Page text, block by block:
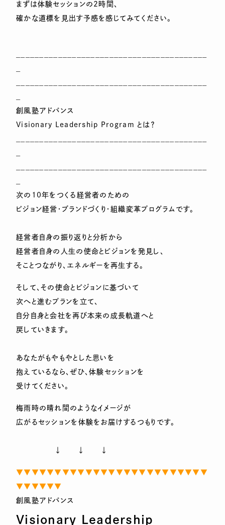
まずは体験セッションの2時間、
確かな道標を見出す予感を感じてみてください。
創風塾アドバンス
Visionary Leadership Program とは？
次の10年をつくる経営者のための
ビジョン経営・ブランドづくり・組織変革プログラムです。
経営者自身の振り返りと分析から
経営者自身の人生の使命とビジョンを発見し、
そことつながり、エネルギーを再生する。
そして、その使命とビジョンに基づいて
次へと進むプランを立て、
自分自身と会社を再び本来の成長軌道へと
戻していきます。
あなたがもやもやとした思いを
抱えているなら、ぜひ、体験セッションを
受けてください。
梅雨時の晴れ間のようなイメージが
広がるセッションを体験をお届けするつもりです。
↓ ↓ ↓
▼▼▼▼▼▼▼▼▼▼▼▼▼▼▼▼▼▼▼▼▼▼▼▼▼
▼▼▼▼▼▼
創風塾アドバンス
Visionary Leadership